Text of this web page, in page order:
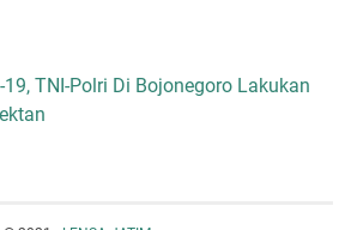
TNI-Polri Di Bojonegoro Lakukan